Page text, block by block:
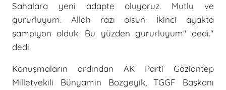
Sahalara yeni adapte oluyoruz. Mutlu ve
gururluyum. Allah razı olsun. İkinci ayakta
şampiyon olduk. Bu yüzden gururluyum" dedi."
dedi.
Konuşmaların ardından AK Parti Gaziantep
Milletvekili Bünyamin Bozgeyik, TGGF Başkanı